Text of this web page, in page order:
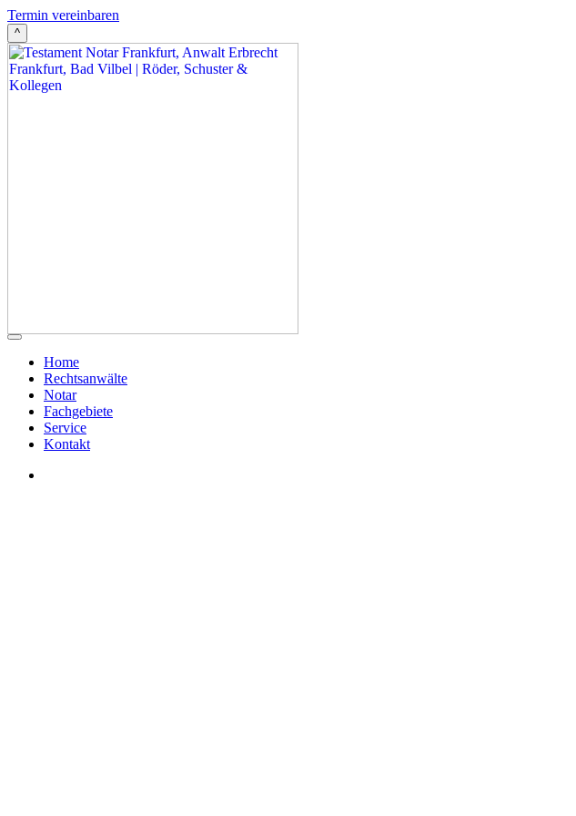
Termin vereinbaren
^
Home
Rechtsanwälte
Notar
Fachgebiete
Service
Kontakt